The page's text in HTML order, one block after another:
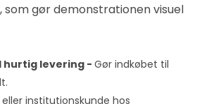
gør demonstrationen visuel
hurtig levering - Gør indkøbet til
institutionskunde hos